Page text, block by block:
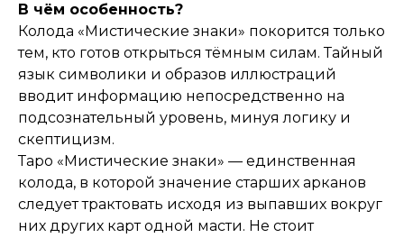
В чём особенность?
Колода «Мистические знаки» покорится только
тем, кто готов открыться тёмным силам. Тайный
язык символики и образов иллюстраций
вводит информацию непосредственно на
подсознательный уровень, минуя логику и
скептицизм.
Таро «Мистические знаки» — единственная
колода, в которой значение старших арканов
следует трактовать исходя из выпавших вокруг
них других карт одной масти. Не стоит